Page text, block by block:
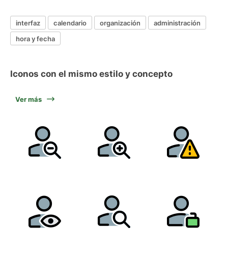
interfaz calendario organización
administración
hora y fecha
Iconos con el mismo estilo y concepto
Ver más